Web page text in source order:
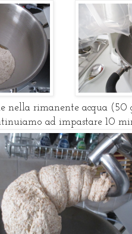
nella rimanente acqua
ad impastare 10